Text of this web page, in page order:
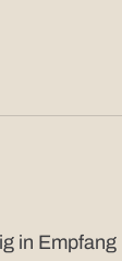
in Empfang